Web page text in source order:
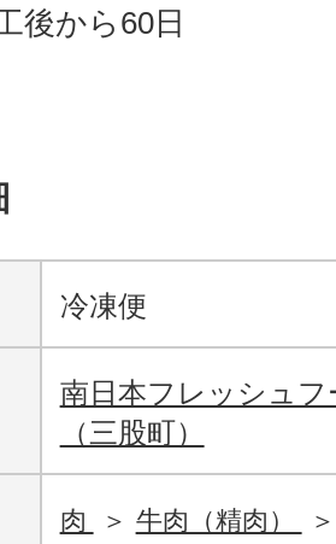
後から60日
冷凍便
南日本フレッシュフ
（三股町）
肉
牛肉（精肉）